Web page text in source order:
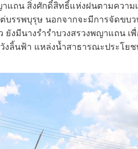
แถน สิ่งศักดิ์สิทธิ์แห่งฝนตามความ
รรพบุรุษ นอกจากจะมีการจัดขบ
ยังมีนางรำรำบวงสรวงพญาแถน
งลิ้นฟ้า แหล่งน้ำสาธารณะประโย